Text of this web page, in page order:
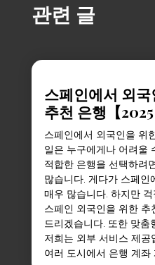
관련 글
스페인에서 외
추천 은행【2025
스페인에서 외국인을 위
일은 누구에게나 어려울
적합한 은행을 선택하려
많습니다. 게다가 스페인
매우 많습니다. 하지만
스페인 외국인을 위한 추
드리겠습니다. 또한 맞춤
저희는 외부 서비스 제공
여러 도시에서 은행 계좌